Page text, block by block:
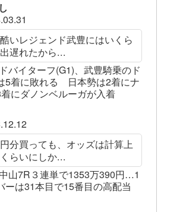
いレジェンド武豊にはいくら
遅れたから...
ドバイターフ(G1)、武豊騎乗のド
5着に敗れる 日本勢は2着にナ
にダノンベルーガが入着
分買っても、オッズは計算上
らいにしか...
中山7R３連単で1353万390円…1
ーは31本目で15番目の高配当